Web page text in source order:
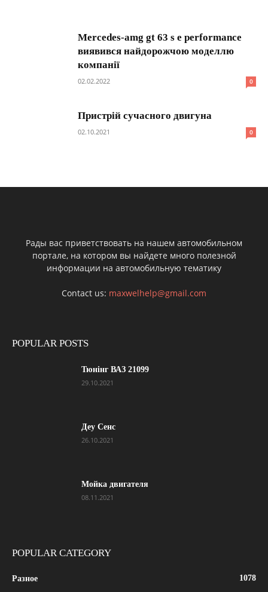
Mercedes-amg gt 63 s e performance
виявився найдорожчою моделлю
компанії
02.02.2022 0
Пристрій сучасного двигуна
02.10.2021 0
Рады вас приветствовать на нашем автомобильном
портале, на котором вы найдете много полезной
информации на автомобильную тематику
Contact us: maxwelhelp@gmail.com
POPULAR POSTS
Тюнінг ВАЗ 21099
29.10.2021
Деу Сенс
26.10.2021
Мойка двигателя
08.11.2021
POPULAR CATEGORY
Разное 1078